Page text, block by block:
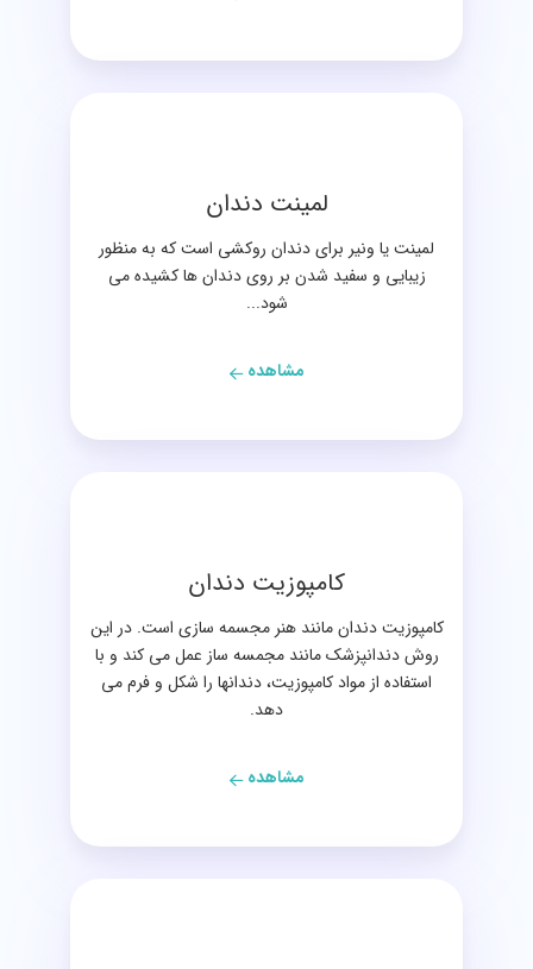
لمینت دندان
لمینت یا ونیر برای دندان روکشی است که به منظور
زیبایی و سفید شدن بر روی دندان ها کشیده می
شود...
مشاهده
کامپوزیت دندان
کامپوزیت دندان مانند هنر مجسمه سازی است. در این
روش دندانپزشک مانند مجمسه ساز عمل می کند و با
استفاده از مواد کامپوزیت، دندانها را شکل و فرم می
دهد.
مشاهده